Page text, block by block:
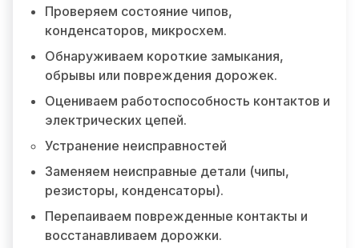
Проверяем состояние чипов,
конденсаторов, микросхем.
Обнаруживаем короткие замыкания,
обрывы или повреждения дорожек.
Оцениваем работоспособность контактов и
электрических цепей.
Устранение неисправностей
Заменяем неисправные детали (чипы,
резисторы, конденсаторы).
Перепаиваем поврежденные контакты и
восстанавливаем дорожки.